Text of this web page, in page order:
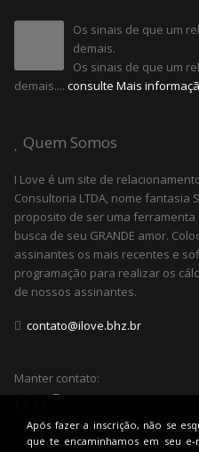
Os sinais de que um
demais.
Os sinais de que um
demais.... consulte Mais
Quem Somos
I Love é um site de
Consultoria LTDA, nome fantasia
proposito de ser uma
busca de seu GRANDE amor.
assinantes os mais recentes e
programação para realizar os
de nossos assinantes.
contato@ilove.bhz.br
Manter contato:
Após fazer a inscrição, não se
que te encaminhamos em seu